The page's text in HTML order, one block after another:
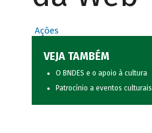
Ações
VEJA TAMBÉM
O BNDES e o apoio à cultura
Patrocínio a eventos culturais